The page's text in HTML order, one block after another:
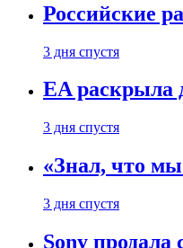
Российские
3 дня спустя
EA раскрыла
3 дня спустя
«Знал, что
3 дня спустя
Sony